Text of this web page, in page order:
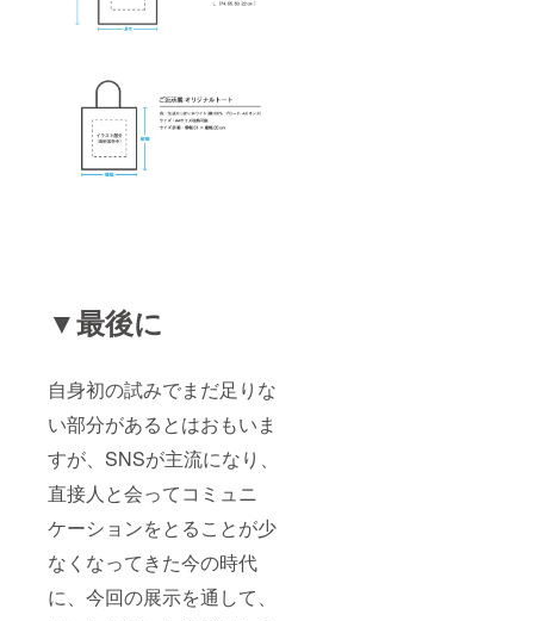
▼最後に
自身初の試みでまだ足りな
い部分があるとはおもいま
すが、SNSが主流になり、
直接人と会ってコミュニ
ケーションをとることが少
なくなってきた今の時代
に、今回の展示を通して、